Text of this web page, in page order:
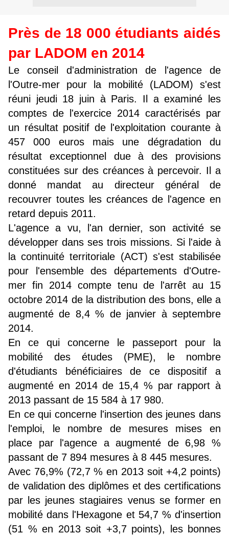
Près de 18 000 étudiants aidés
par LADOM en 2014
Le conseil d'administration de l'agence de
l'Outre-mer pour la mobilité (LADOM) s'est
réuni jeudi 18 juin à Paris. Il a examiné les
comptes de l'exercice 2014 caractérisés par
un résultat positif de l'exploitation courante à
457 000 euros mais une dégradation du
résultat exceptionnel due à des provisions
constituées sur des créances à percevoir. Il a
donné mandat au directeur général de
recouvrer toutes les créances de l'agence en
retard depuis 2011.
L'agence a vu, l'an dernier, son activité se
développer dans ses trois missions. Si l'aide à
la continuité territoriale (ACT) s'est stabilisée
pour l'ensemble des départements d'Outre-
mer fin 2014 compte tenu de l'arrêt au 15
octobre 2014 de la distribution des bons, elle a
augmenté de 8,4 % de janvier à septembre
2014.
En ce qui concerne le passeport pour la
mobilité des études (PME), le nombre
d'étudiants bénéficiaires de ce dispositif a
augmenté en 2014 de 15,4 % par rapport à
2013 passant de 15 584 à 17 980.
En ce qui concerne l'insertion des jeunes dans
l'emploi, le nombre de mesures mises en
place par l'agence a augmenté de 6,98 %
passant de 7 894 mesures à 8 445 mesures.
Avec 76,9% (72,7 % en 2013 soit +4,2 points)
de validation des diplômes et des certifications
par les jeunes stagiaires venus se former en
mobilité dans l'Hexagone et 54,7 % d'insertion
(51 % en 2013 soit +3,7 points), les bonnes